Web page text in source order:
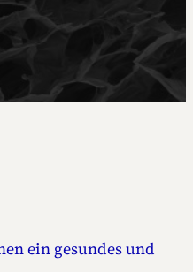
ein gesundes und